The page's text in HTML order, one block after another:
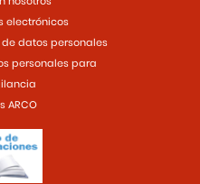
electrónicos
datos personales
personales para
ARCO